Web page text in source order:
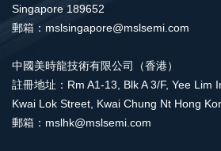
Singapore 189652
郵箱：mslsingapore@mslsemi.com
中國美時龍技術有限公司（香港）
註冊地址：Rm A1-13, Blk A 3/F, Yee Lim
Kwai Lok Street, Kwai Chung Nt Hong
郵箱：mslhk@mslsemi.com